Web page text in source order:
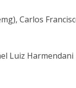
Carlos
Luiz